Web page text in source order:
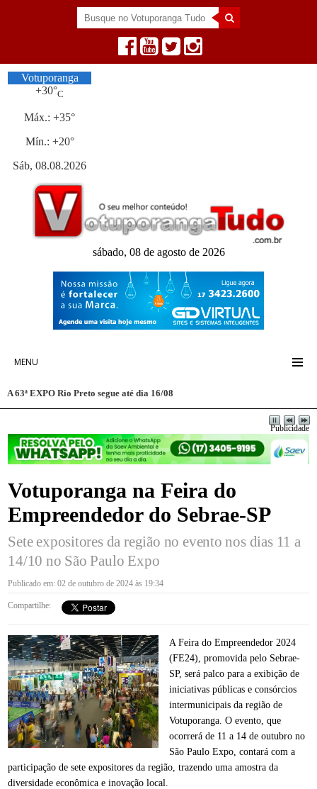
Votuporanga
+30°C
Máx.:+35°
Mín.: +20°
Sáb, 08.08.2026
sábado, 08 de agosto de 2026
MENU
Falta de transferência de veículo gera multa
Publicidade
Votuporanga na Feira do
Empreendedor do Sebrae-SP
Sete expositores da região no evento nos dias 11 a
14/10 no São Paulo Expo
Publicado em: 02 de outubro de 2024 às 19:34
Compartilhe:
A Feira do Empreendedor 2024
(FE24), promovida pelo Sebrae-
SP, será palco para a exibição de
iniciativas públicas e consórcios
intermunicipais da região de
Votuporanga. O evento, que
ocorrerá de 11 a 14 de outubro no
São Paulo Expo, contará com a
participação de sete expositores da região, trazendo uma amostra da
diversidade econômica e inovação local.